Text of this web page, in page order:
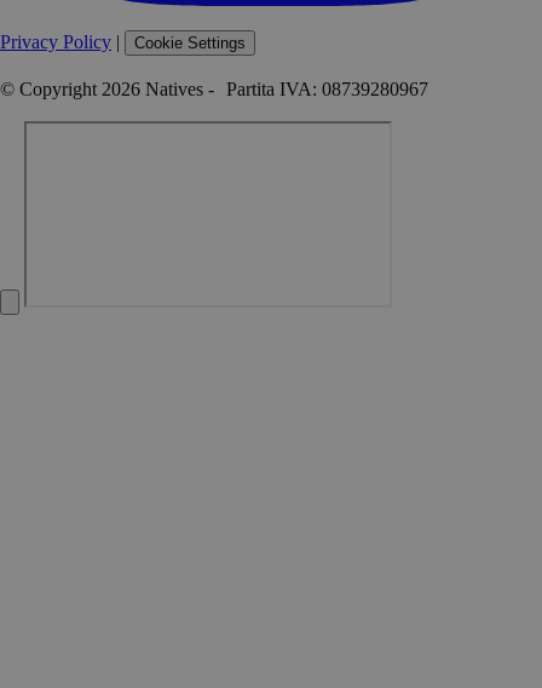
Privacy Policy | Cookie Settings
© Copyright 2026 Natives - Partita IVA: 08739280967